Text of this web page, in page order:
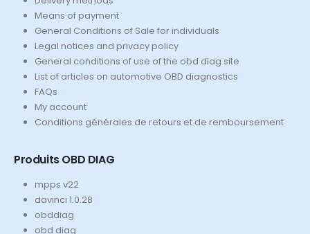
Means of payment
General Conditions of Sale for individuals
Legal notices and privacy policy
General conditions of use of the obd diag site
List of articles on automotive OBD diagnostics
FAQs
My account
Conditions générales de retours et de remboursement
Produits OBD DIAG
mpps v22
davinci 1.0.28
obddiag
obd diag